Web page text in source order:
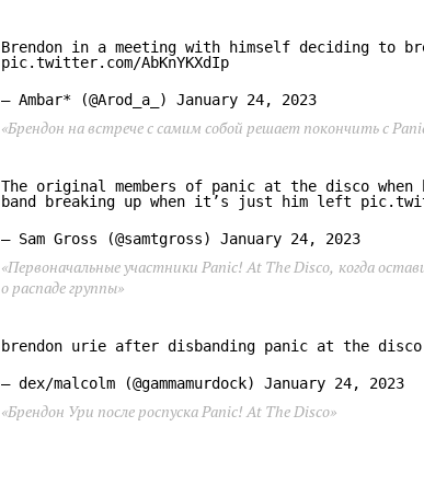
Brendon in a meeting with himself deciding to
pic.twitter.com/AbKnYKXdIp
— Ambar* (@Arod_a_) January 24, 2023
«Брендон на встрече с самим собой решает покончить с
The original members of panic at the disco when
band breaking up when it’s just him left
— Sam Gross (@samtgross) January 24, 2023
«Первоначальные участники Panic! At The Disco, когда
о распаде группы»
brendon urie after disbanding panic at the disco
— dex/malcolm (@gammamurdock) January 24, 2023
«Брендон Ури после роспуска Panic! At The Disco»